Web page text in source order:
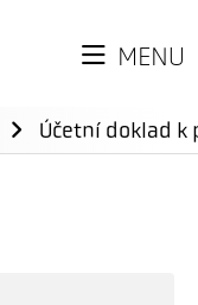
MENU
Účetní doklad